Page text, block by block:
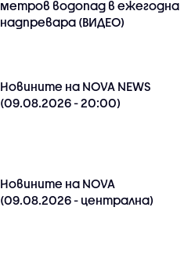
метров водопад в ежегодна
надпревара (ВИДЕО)
Новините на NOVA NEWS
(09.08.2026 - 20:00)
Новините на NOVA
(09.08.2026 - централна)